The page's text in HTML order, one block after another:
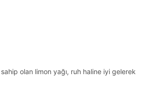
olan limon yağı, ruh haline iyi gelerek